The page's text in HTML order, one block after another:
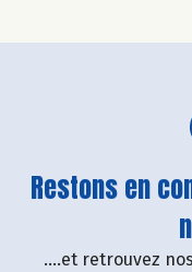
Restons en
....et retrouvez